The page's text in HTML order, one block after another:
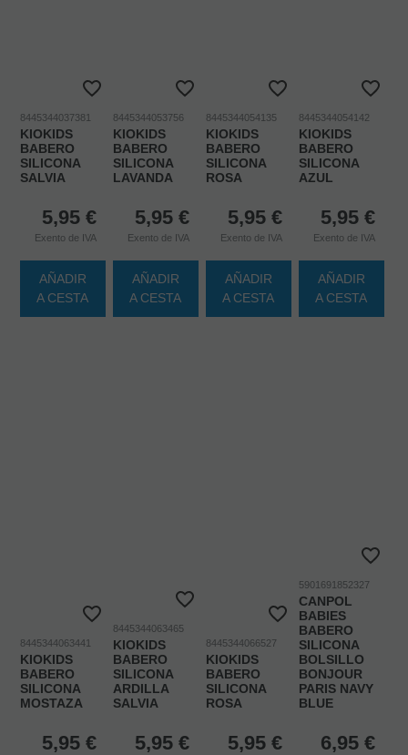
8445344037381
KIOKIDS
BABERO
SILICONA
SALVIA
5,95 €
Exento de IVA
AÑADIR
A CESTA
8445344053756
KIOKIDS
BABERO
SILICONA
LAVANDA
5,95 €
Exento de IVA
AÑADIR
A CESTA
8445344054135
KIOKIDS
BABERO
SILICONA
ROSA
5,95 €
Exento de IVA
AÑADIR
A CESTA
8445344054142
KIOKIDS
BABERO
SILICONA
AZUL
5,95 €
Exento de IVA
AÑADIR
A CESTA
8445344063441
KIOKIDS
BABERO
SILICONA
MOSTAZA
5,95 €
8445344063465
KIOKIDS
BABERO
SILICONA
ARDILLA
SALVIA
5,95 €
8445344066527
KIOKIDS
BABERO
SILICONA
ROSA
5,95 €
5901691852327
CANPOL
BABIES
BABERO
SILICONA
BOLSILLO
BONJOUR
PARIS NAVY
BLUE
6,95 €